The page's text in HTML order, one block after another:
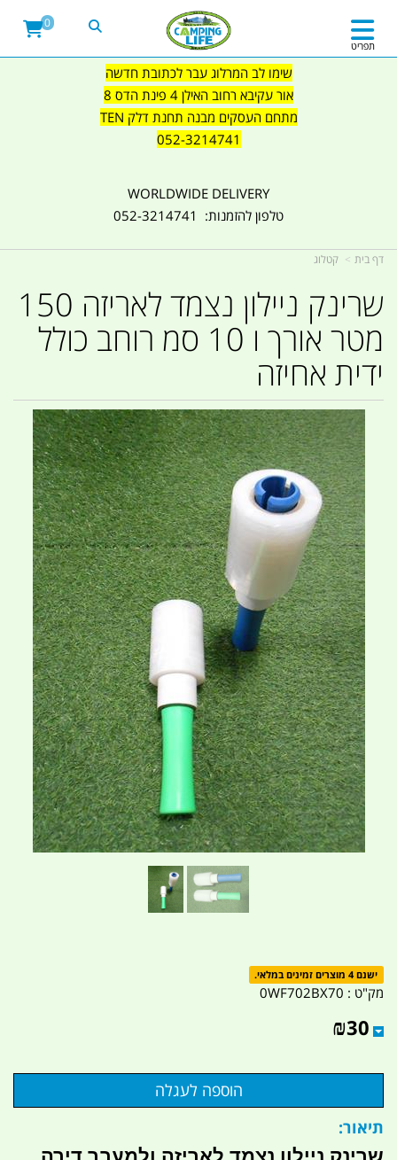
שימו לב המרלוג עבר לכתובת חדשה
אור עקיבא רחוב האילן 4 פינת הדס 8
מתחם העסקים מבנה תחנת דלק TEN
052-3214741
WORLDWIDE DELIVERY
טלפון להזמנות: 052-3214741
תפריט
0
דף בית קטלוג
שרינק ניילון נצמד לאריזה 150
מטר אורך ו 10 סמ רוחב כולל
ידית אחיזה
ישנם 4 מוצרים זמינים במלאי.
מק"ט : 0WF702BX70
₪30
תיאור: